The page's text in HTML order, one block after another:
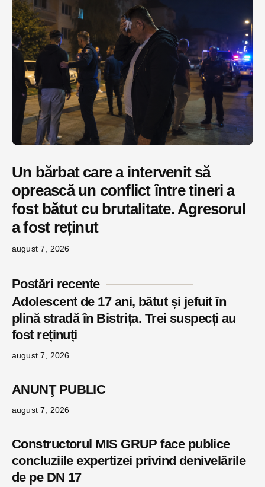
Un bărbat care a intervenit să
oprească un conflict între tineri a
fost bătut cu brutalitate. Agresorul
a fost reținut
august 7, 2026
Postări recente
Adolescent de 17 ani, bătut și jefuit în
plină stradă în Bistrița. Trei suspecți au
fost reținuți
august 7, 2026
ANUNŢ PUBLIC
august 7, 2026
Constructorul MIS GRUP face publice
concluziile expertizei privind denivelările
de pe DN 17